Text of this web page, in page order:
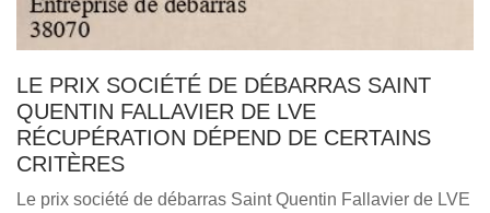
LE PRIX SOCIÉTÉ DE DÉBARRAS SAINT
QUENTIN FALLAVIER DE LVE
RÉCUPÉRATION DÉPEND DE CERTAINS
CRITÈRES
Le prix société de débarras Saint Quentin Fallavier de LVE